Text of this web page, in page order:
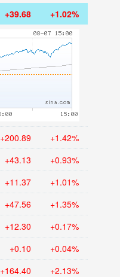
+39.68 +1.02%
+200.89 +1.42%
+43.13 +0.93%
+11.37 +1.01%
+47.56 +1.35%
+12.30 +0.17%
+0.10 +0.04%
+164.40 +2.13%